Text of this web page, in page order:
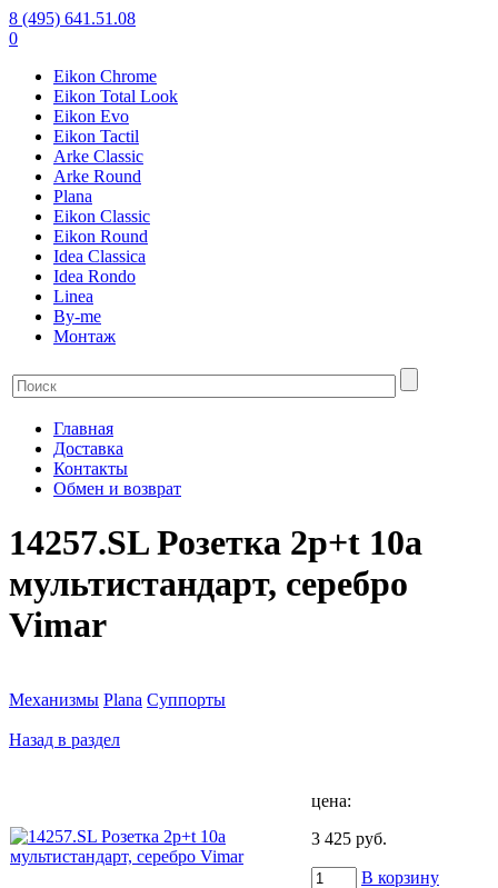
8 (495) 641.51.08
0
Eikon Chrome
Eikon Total Look
Eikon Evo
Eikon Tactil
Arke Classic
Arke Round
Plana
Eikon Classic
Eikon Round
Idea Classica
Idea Rondo
Linea
By-me
Монтаж
Главная
Доставка
Контакты
Обмен и возврат
14257.SL Розетка 2p+t 10a
мультистандарт, серебро
Vimar
Механизмы Plana Суппорты
Назад в раздел
цена:
3 425 руб.
В корзину